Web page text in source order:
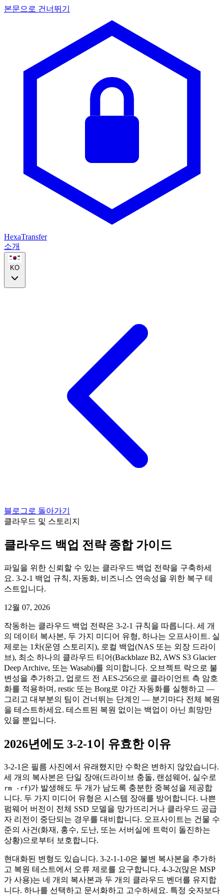
본문으로 건너뛰기
HexaTransfer
소개
KO
블로그로 돌아가기
클라우드 및 스토리지
클라우드 백업 전략 종합 가이드
파일을 위한 신뢰할 수 있는 클라우드 백업 전략을 구축하세
요. 3-2-1 백업 규칙, 자동화, 비즈니스 연속성을 위한 복구 테
스트입니다.
12월 07, 2026
작동하는 클라우드 백업 전략은 3-2-1 규칙을 따릅니다. 세 개
의 데이터 복사본, 두 가지 미디어 유형, 하나는 오프사이트. 실
제로는 1차(운영 스토리지), 로컬 백업(NAS 또는 외장 드라이
브), 최소 하나의 클라우드 티어(Backblaze B2, AWS S3 Glacier
Deep Archive, 또는 Wasabi)를 의미합니다. 오브젝트 락으로 불
변성을 추가하고, 업로드 전 AES-256으로 클라이언트 측 암호
화를 적용하며, restic 또는 Borg로 야간 자동화를 실행하고 —
그리고 대부분의 팀이 건너뛰는 단계인 — 분기마다 전체 복원
을 테스트하세요. 테스트된 복원 없이는 백업이 아닌 희망만
있을 뿐입니다.
2026년에도 3-2-1이 유효한 이유
3-2-1은 필름 사진에서 유래했지만 수학은 변하지 않았습니다.
세 개의 복사본은 단일 장애(드라이브 충돌, 랜섬웨어, 실수로
rm -rf)가 발생해도 두 개가 남도록 충분한 중복성을 제공합
니다. 두 가지 미디어 유형은 시스템 장애를 방어합니다. 나쁜
펌웨어 버전이 전체 SSD 모델을 망가뜨리거나 클라우드 공급
자 리전이 중단되는 경우를 대비합니다. 오프사이트는 건물 수
준의 사건(화재, 홍수, 도난, 또는 서버실에 트럭이 돌진하는
상황)으로부터 보호합니다.
현대화된 변형도 있습니다. 3-2-1-1-0은 불변 복사본을 추가하
고 복원 테스트에서 오류 제로를 요구합니다. 4-3-2(많은 MSP
가 사용)는 네 개의 복사본과 두 개의 클라우드 벤더를 유지합
니다. 하나를 선택하고 문서화하고 고수하세요. 특정 숫자보다